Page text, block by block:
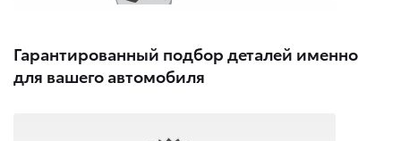
Гарантированный подбор деталей именно
для вашего автомобиля